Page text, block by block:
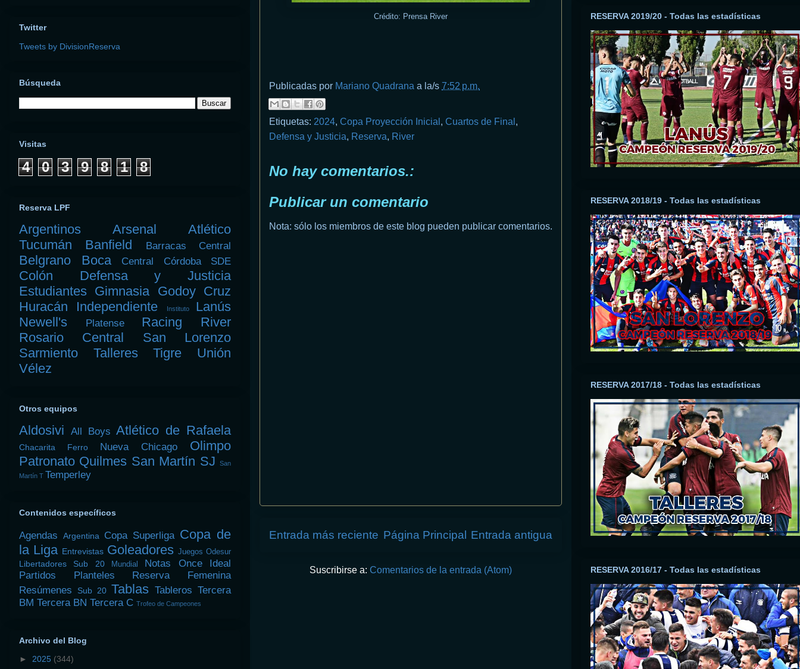
Crédito: Prensa River
Publicadas por Mariano Quadrana a la/s 7:52 p.m.
Etiquetas: 2024, Copa Proyección Inicial , Cuartos de Final ,
Defensa y Justicia, Reserva, River
No hay comentarios.:
Publicar un comentario
Nota: sólo los miembros de este blog pueden publicar comentarios.
Entrada más reciente Entrada antigua
Página Principal
Suscribirse a: Comentarios de la entrada (Atom)
Twitter
Tweets by DivisionReserva
Búsqueda
Visitas
4 0 3 9 8 1 8
Reserva LPF
Argentinos Arsenal
Atlético
Tucumán
Banfield Barracas Central
Belgrano Boca Central Córdoba SDE
Colón
Defensa y Justicia
Estudiantes Gimnasia Godoy Cruz
Huracán
Independiente Instituto
Lanús
Newell's
Platense Racing
River
Rosario Central
San Lorenzo
Sarmiento
Talleres Tigre
Unión
Vélez
Otros equipos
Aldosivi All Boys Atlético de Rafaela
Chacarita Ferro Nueva Chicago
Olimpo
Patronato Quilmes San Martín SJ
San
Martín T Temperley
Contenidos específicos
Agendas Argentina Copa Superliga Copa de
la Liga Entrevistas Goleadores Juegos Odesur
Libertadores Sub 20 Mundial Notas
Once Ideal
Partidos
Planteles
Reserva Femenina
Resúmenes
Sub 20 Tablas Tableros Tercera
BM Tercera BN Tercera C Trofeo de Campeones
Archivo del Blog
► 2025 (344)
RESERVA 2019/20 - Todas las estadísticas
RESERVA 2018/19 - Todas las estadísticas
RESERVA 2017/18 - Todas las estadísticas
RESERVA 2016/17 - Todas las estadísticas